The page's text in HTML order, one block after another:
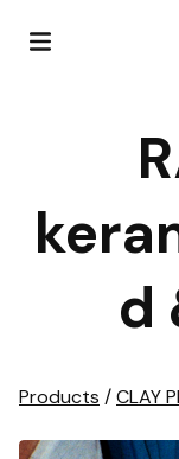
d
Products /CLAY